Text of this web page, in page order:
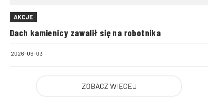
AKCJE
Dach kamienicy zawalił się na robotnika
2026-06-03
ZOBACZ WIĘCEJ